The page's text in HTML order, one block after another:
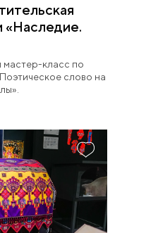
«Наследие.
класс по
слово на